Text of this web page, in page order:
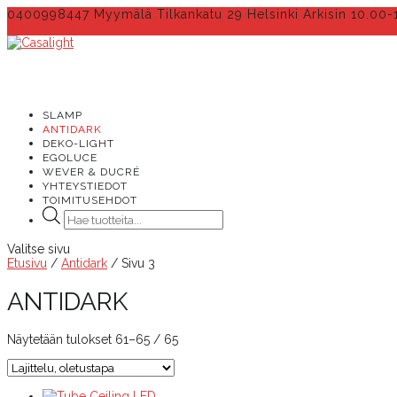
0400998447 Myymälä Tilkankatu 29 Helsinki Arkisin 10.00-
SLAMP
ANTIDARK
DEKO-LIGHT
EGOLUCE
WEVER & DUCRÉ
YHTEYSTIEDOT
TOIMITUSEHDOT
Products
search
Valitse sivu
Etusivu / Antidark / Sivu 3
ANTIDARK
Näytetään tulokset 61–65 / 65